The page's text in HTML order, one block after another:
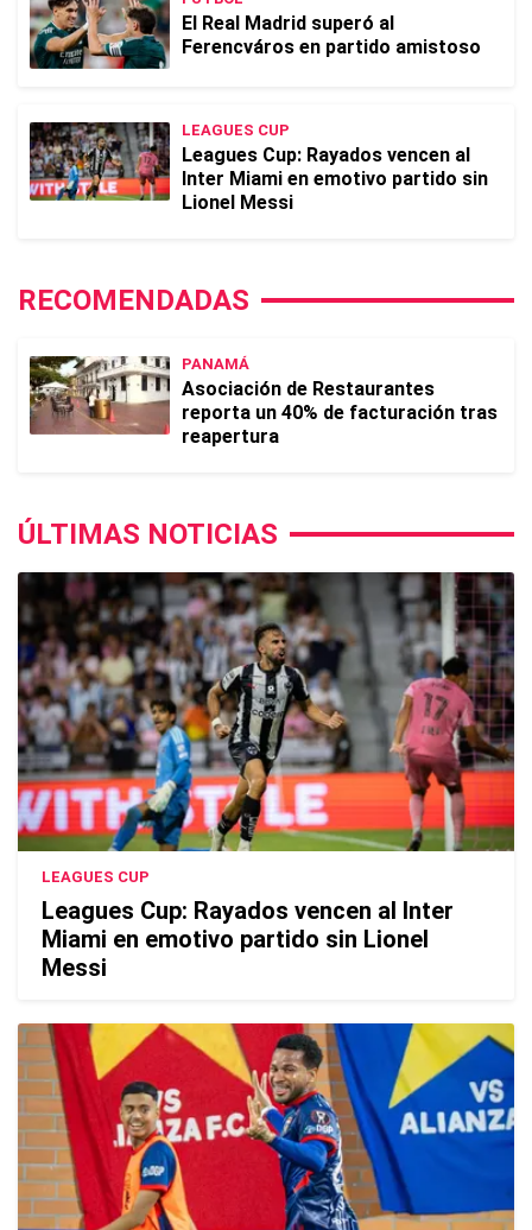
El Real Madrid superó al
Ferencváros en partido amistoso
LEAGUES CUP
Leagues Cup: Rayados vencen al
Inter Miami en emotivo partido sin
Lionel Messi
RECOMENDADAS
PANAMÁ
Asociación de Restaurantes
reporta un 40% de facturación tras
reapertura
ÚLTIMAS NOTICIAS
LEAGUES CUP
Leagues Cup: Rayados vencen al Inter
Miami en emotivo partido sin Lionel
Messi